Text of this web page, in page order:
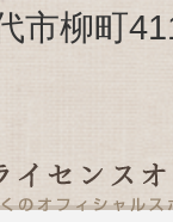
市柳町